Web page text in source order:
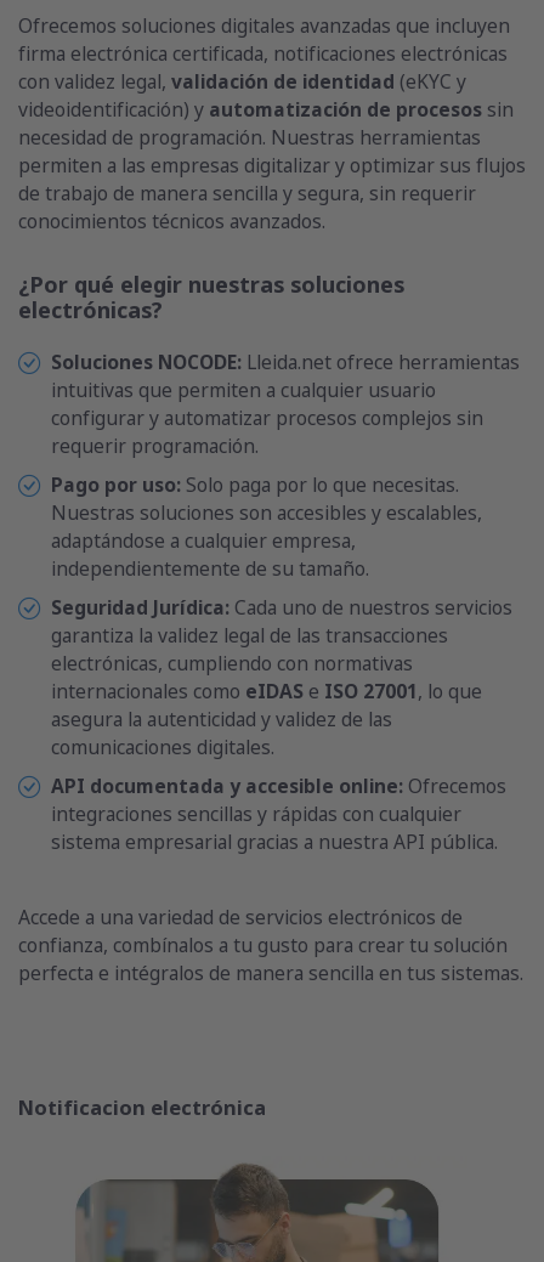
Ofrecemos soluciones digitales avanzadas que incluyen
firma electrónica certificada, notificaciones electrónicas
con validez legal, validación de identidad (eKYC y
videoidentificación) y automatización de procesos sin
necesidad de programación. Nuestras herramientas
permiten a las empresas digitalizar y optimizar sus flujos
de trabajo de manera sencilla y segura, sin requerir
conocimientos técnicos avanzados.
¿Por qué elegir nuestras soluciones
electrónicas?
Soluciones NOCODE: Lleida.net ofrece herramientas
intuitivas que permiten a cualquier usuario
configurar y automatizar procesos complejos sin
requerir programación.
Pago por uso: Solo paga por lo que necesitas.
Nuestras soluciones son accesibles y escalables,
adaptándose a cualquier empresa,
independientemente de su tamaño.
Seguridad Jurídica: Cada uno de nuestros servicios
garantiza la validez legal de las transacciones
electrónicas, cumpliendo con normativas
internacionales como eIDAS e ISO 27001, lo que
asegura la autenticidad y validez de las
comunicaciones digitales.
API documentada y accesible online: Ofrecemos
integraciones sencillas y rápidas con cualquier
sistema empresarial gracias a nuestra API pública.
Accede a una variedad de servicios electrónicos de
confianza, combínalos a tu gusto para crear tu solución
perfecta e intégralos de manera sencilla en tus sistemas.
Notificacion electrónica